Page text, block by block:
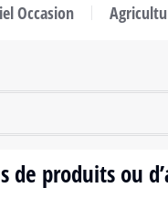
Occasion
produits ou